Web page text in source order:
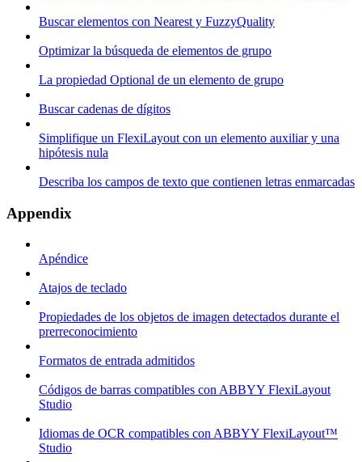
Buscar elementos con Nearest y FuzzyQuality
Optimizar la búsqueda de elementos de grupo
La propiedad Optional de un elemento de grupo
Buscar cadenas de dígitos
Simplifique un FlexiLayout con un elemento auxiliar y una
hipótesis nula
Describa los campos de texto que contienen letras enmarcadas
Appendix
Apéndice
Atajos de teclado
Propiedades de los objetos de imagen detectados durante el
prerreconocimiento
Formatos de entrada admitidos
Códigos de barras compatibles con ABBYY FlexiLayout
Studio
Idiomas de OCR compatibles con ABBYY FlexiLayout™
Studio